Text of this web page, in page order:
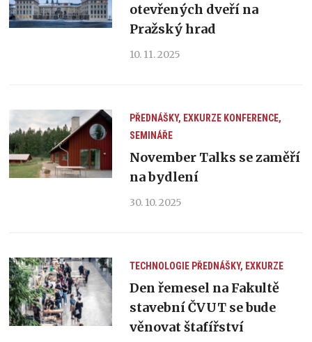
otevřených dveří na
Pražský hrad
10. 11. 2025
PŘEDNÁŠKY, EXKURZE KONFERENCE,
SEMINÁŘE
November Talks se zaměří
na bydlení
30. 10. 2025
TECHNOLOGIE PŘEDNÁŠKY, EXKURZE
Den řemesel na Fakultě
stavební ČVUT se bude
věnovat štafířství